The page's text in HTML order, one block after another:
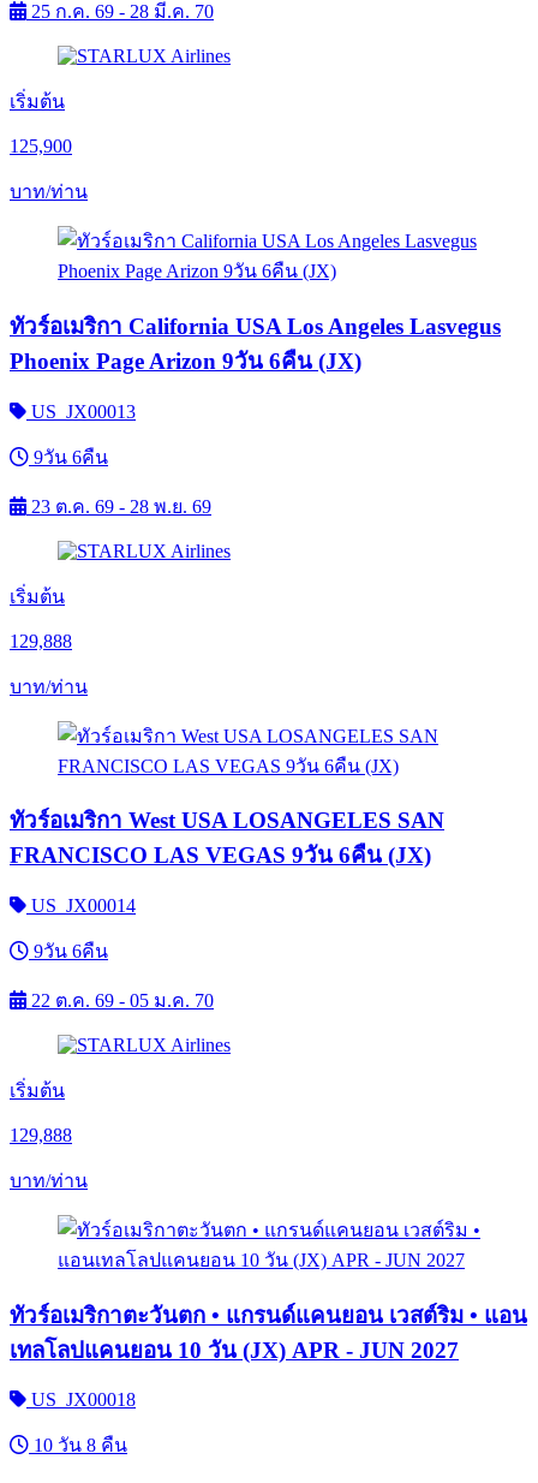
25 ก.ค. 69 - 28 มี.ค. 70
เริ่มต้น
125,900
บาท/ท่าน
ทัวร์อเมริกา California USA Los Angeles Lasvegus
Phoenix Page Arizon 9วัน 6คืน (JX)
US_JX00013
9วัน 6คืน
23 ต.ค. 69 - 28 พ.ย. 69
เริ่มต้น
129,888
บาท/ท่าน
ทัวร์อเมริกา West USA LOSANGELES SAN
FRANCISCO LAS VEGAS 9วัน 6คืน (JX)
US_JX00014
9วัน 6คืน
22 ต.ค. 69 - 05 ม.ค. 70
เริ่มต้น
129,888
บาท/ท่าน
ทัวร์อเมริกาตะวันตก • แกรนด์แคนยอน เวสต์ริม • แอน
เทลโลปแคนยอน 10 วัน (JX) APR - JUN 2027
US_JX00018
10 วัน 8 คืน